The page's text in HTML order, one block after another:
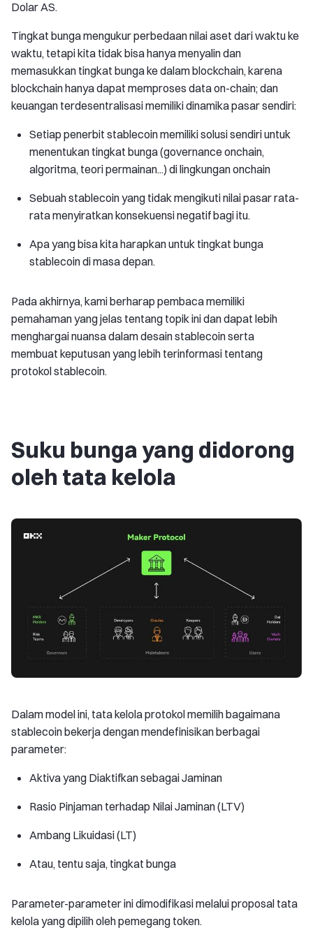
Dolar AS.
Tingkat bunga mengukur perbedaan nilai aset dari waktu ke
waktu, tetapi kita tidak bisa hanya menyalin dan
memasukkan tingkat bunga ke dalam blockchain, karena
blockchain hanya dapat memproses data on-chain; dan
keuangan terdesentralisasi memiliki dinamika pasar sendiri:
Setiap penerbit stablecoin memiliki solusi sendiri untuk
menentukan tingkat bunga (governance onchain,
algoritma, teori permainan...) di lingkungan onchain
Sebuah stablecoin yang tidak mengikuti nilai pasar rata-
rata menyiratkan konsekuensi negatif bagi itu.
Apa yang bisa kita harapkan untuk tingkat bunga
stablecoin di masa depan.
Pada akhirnya, kami berharap pembaca memiliki
pemahaman yang jelas tentang topik ini dan dapat lebih
menghargai nuansa dalam desain stablecoin serta
membuat keputusan yang lebih terinformasi tentang
protokol stablecoin.
Suku bunga yang didorong
oleh tata kelola
Dalam model ini, tata kelola protokol memilih bagaimana
stablecoin bekerja dengan mendefinisikan berbagai
parameter:
Aktiva yang Diaktifkan sebagai Jaminan
Rasio Pinjaman terhadap Nilai Jaminan (LTV)
Ambang Likuidasi (LT)
Atau, tentu saja, tingkat bunga
Parameter-parameter ini dimodifikasi melalui proposal tata
kelola yang dipilih oleh pemegang token.